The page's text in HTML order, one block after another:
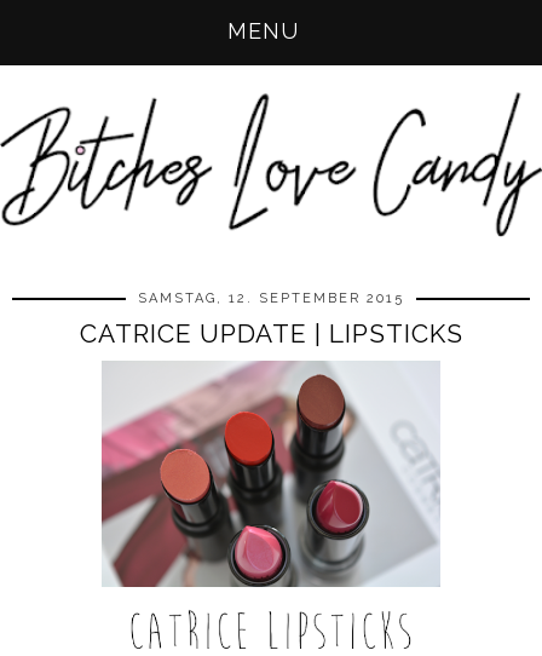
MENU
SAMSTAG, 12. SEPTEMBER 2015
CATRICE UPDATE | LIPSTICKS